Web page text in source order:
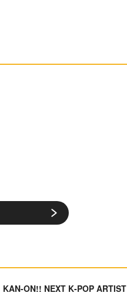
ON!! NEXT K‐POP ARTIST